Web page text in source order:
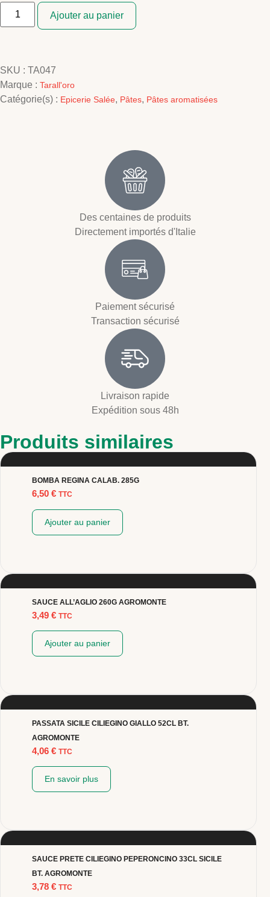
Ajouter au panier
SKU : TA047
Marque : Tarall'oro
Catégorie(s) : Epicerie Salée, Pâtes, Pâtes aromatisées
Des centaines de produits
Directement importés d'Italie
Paiement sécurisé
Transaction sécurisé
Livraison rapide
Expédition sous 48h
Produits similaires
BOMBA REGINA CALAB. 285G
6,50 € TTC
Ajouter au panier
SAUCE ALL’AGLIO 260G AGROMONTE
3,49 € TTC
Ajouter au panier
PASSATA SICILE CILIEGINO GIALLO 52CL BT.
AGROMONTE
4,06 € TTC
En savoir plus
SAUCE PRETE CILIEGINO PEPERONCINO 33CL SICILE
BT. AGROMONTE
3,78 € TTC